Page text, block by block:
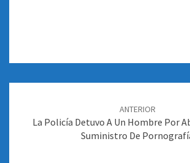
entradas
ANTERIOR
La Policía Detuvo A Un Hombre Por
Suministro De